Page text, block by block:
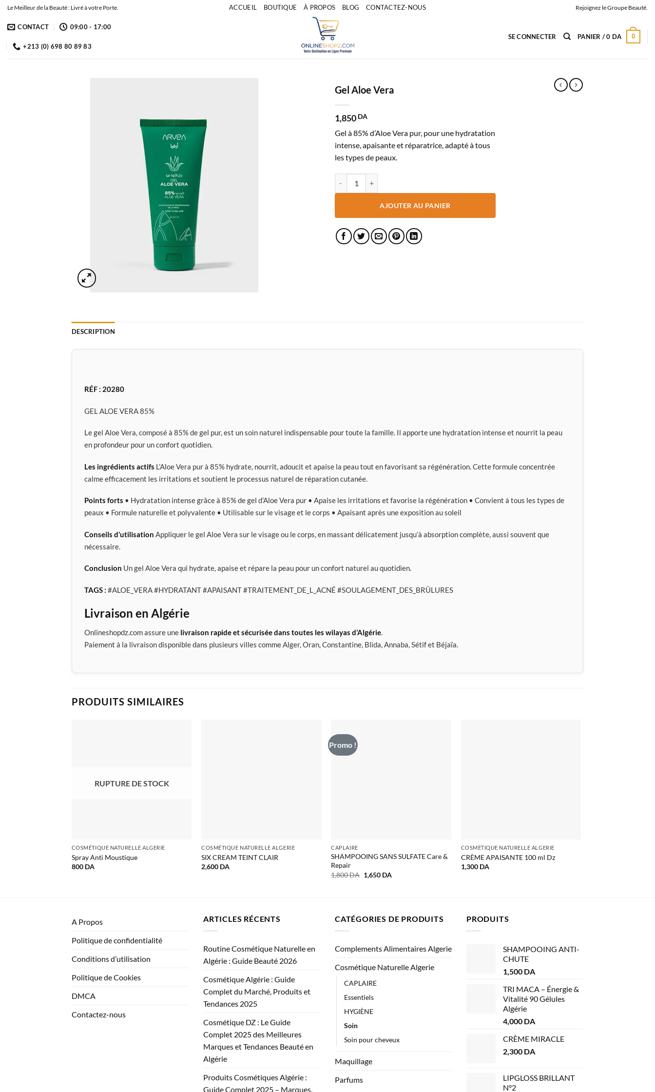
Passer
contenu
Le Meilleur de la Beauté : Livré à votre Porte. ACCUEIL BOUTIQUE À PROPOS BLOG CONTACTEZ-NOUS Rejoignez le Groupe Beauté.
CONTACT 09:00 - 17:00
+213 (0) 698 80 89 83
SE CONNECTER PANIER /0 DA 0
Gel Aloe Vera
1,850 DA
Gel à 85% d’Aloe Vera pur, pour une hydratation
intense, apaisante et réparatrice, adapté à tous
les types de peaux.
AJOUTER AU PANIER
DESCRIPTION
RÉF : 20280
GEL ALOE VERA 85%
Le gel Aloe Vera, composé à 85% de gel pur, est un soin naturel indispensable pour toute la famille. Il apporte une hydratation intense et nourrit la peau
en profondeur pour un confort quotidien.
Les ingrédients actifs L’Aloe Vera pur à 85% hydrate, nourrit, adoucit et apaise la peau tout en favorisant sa régénération. Cette formule concentrée
calme efficacement les irritations et soutient le processus naturel de réparation cutanée.
Points forts • Hydratation intense grâce à 85% de gel d’Aloe Vera pur • Apaise les irritations et favorise la régénération • Convient à tous les types de
peaux • Formule naturelle et polyvalente • Utilisable sur le visage et le corps • Apaisant après une exposition au soleil
Conseils d’utilisation Appliquer le gel Aloe Vera sur le visage ou le corps, en massant délicatement jusqu’à absorption complète, aussi souvent que
nécessaire.
Conclusion Un gel Aloe Vera qui hydrate, apaise et répare la peau pour un confort naturel au quotidien.
TAGS : #ALOE_VERA #HYDRATANT #APAISANT #TRAITEMENT_DE_L_ACNÉ #SOULAGEMENT_DES_BRÛLURES
Livraison en Algérie
Onlineshopdz.com assure une livraison rapide et sécurisée dans toutes les wilayas d’Algérie.
Paiement à la livraison disponible dans plusieurs villes comme Alger, Oran, Constantine, Blida, Annaba, Sétif et Béjaïa.
PRODUITS SIMILAIRES
RUPTURE DE STOCK
COSMÉTIQUE NATURELLE ALGERIE
Spray Anti Moustique
800 DA
COSMÉTIQUE NATURELLE ALGERIE
SIX CREAM TEINT CLAIR
2,600 DA
Promo !
CAPLAIRE
SHAMPOOING SANS SULFATE Care &
Repair
1,800DA Le
prix
1,650 DALe
COSMÉTIQUE NATURELLE ALGERIE
CRÈME APAISANTE 100 ml Dz
1,300 DA
A Propos
Politique de confidentialité
Conditions d’utilisation
Politique de Cookies
DMCA
Contactez-nous
ARTICLES RÉCENTS
Routine Cosmétique Naturelle en
Algérie : Guide Beauté 2026
Cosmétique Algérie : Guide
Complet du Marché, Produits et
Tendances 2025
Cosmétique DZ : Le Guide
Complet 2025 des Meilleures
Marques et Tendances Beauté en
Algérie
Produits Cosmétiques Algérie :
Guide Complet 2025 – Marques,
CATÉGORIES DE PRODUITS
Complements Alimentaires Algerie
Cosmétique Naturelle Algerie
CAPLAIRE
Essentiels
HYGIÈNE
Soin
Soin pour cheveux
Maquillage
Parfums
PRODUITS
SHAMPOOING ANTI-
CHUTE
1,500 DA
TRI MACA – Énergie &
Vitalité 90 Gélules
Algérie
4,000 DA
CRÈME MIRACLE
2,300 DA
LIPGLOSS BRILLANT
N°2